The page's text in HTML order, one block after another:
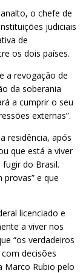
o chefe de
judiciais
de
os dois países.
a revogação de
da soberania
a cumprir o seu
externas”.
residência, após
que está a viver
do Brasil.
provas” e que
licenciado e
a viver nos
“os verdadeiros
decisões
Marco Rubio pelo